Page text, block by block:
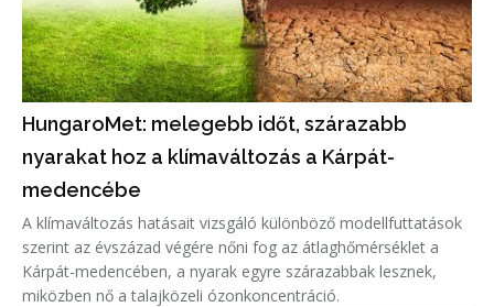
HungaroMet: melegebb időt, szárazabb
nyarakat hoz a klímaváltozás a Kárpát-
medencébe
A klímaváltozás hatásait vizsgáló különböző modellfuttatások
szerint az évszázad végére nőni fog az átlaghőmérséklet a
Kárpát-medencében, a nyarak egyre szárazabbak lesznek,
miközben nő a talajközeli ózonkoncentráció.